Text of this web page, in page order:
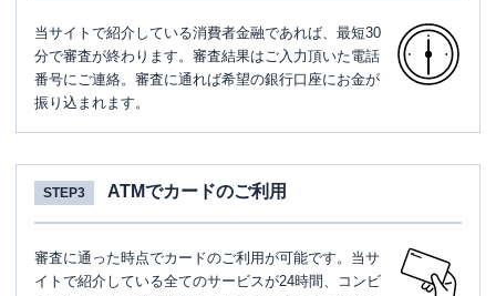
当サイトで紹介している消費者金融であれば、最短30
分で審査が終わります。審査結果はご入力頂いた電話
番号にご連絡。審査に通れば希望の銀行口座にお金が
振り込まれます。
STEP3 ATMでカードのご利用
審査に通った時点でカードのご利用が可能です。当サ
イトで紹介している全てのサービスが24時間、コンビ